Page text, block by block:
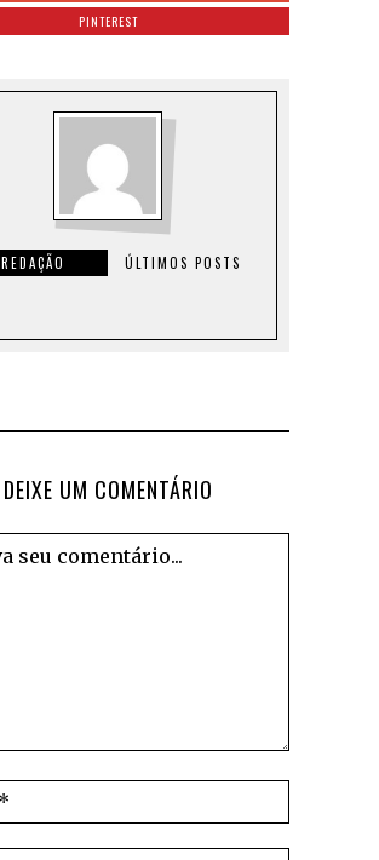
PINTEREST
REDAÇÃO ÚLTIMOS POSTS
DEIXE UM COMENTÁRIO